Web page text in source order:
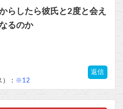
らしたら彼氏と2度と会え
るのか
返信
： ※12